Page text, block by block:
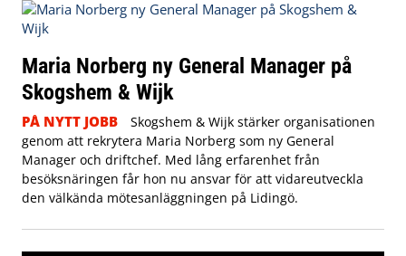
Maria Norberg ny General Manager på
Skogshem & Wijk
PÅ NYTT JOBB
Skogshem & Wijk stärker organisationen
genom att rekrytera Maria Norberg som ny General
Manager och driftchef. Med lång erfarenhet från
besöksnäringen får hon nu ansvar för att vidareutveckla
den välkända mötesanläggningen på Lidingö.